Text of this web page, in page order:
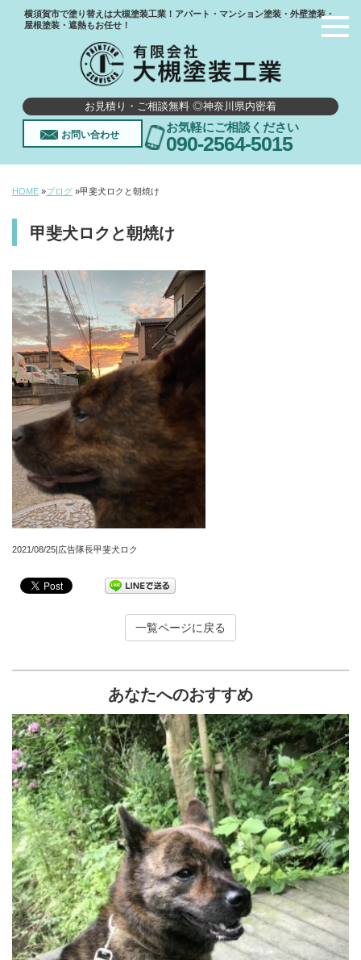
横須賀市で塗り替えは大槻塗装工業！アパート・マンション塗装・外壁塗装・
屋根塗装・遮熱もお任せ！
お見積り・ご相談無料 ◎神奈川県内密着
お問い合わせ
お気軽にご相談ください
090-2564-5015
HOME »ブログ »甲斐犬ロクと朝焼け
甲斐犬ロクと朝焼け
2021/08/25|広告隊長甲斐犬ロク
一覧ページに戻る
あなたへのおすすめ